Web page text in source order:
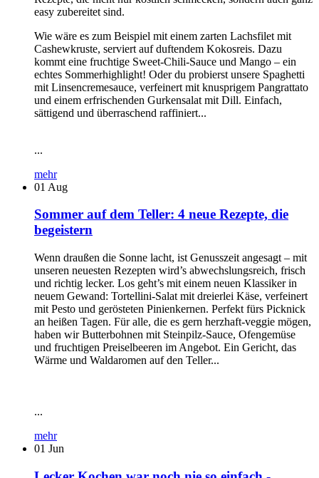
easy zubereitet sind.
Wie wäre es zum Beispiel mit einem zarten Lachsfilet mit
Cashewkruste, serviert auf duftendem Kokosreis. Dazu
kommt eine fruchtige Sweet-Chili-Sauce und Mango – ein
echtes Sommerhighlight! Oder du probierst unsere Spaghetti
mit Linsencremesauce, verfeinert mit knusprigem Pangrattato
und einem erfrischenden Gurkensalat mit Dill. Einfach,
sättigend und überraschend raffiniert...
...
mehr
01 Aug
Sommer auf dem Teller: 4 neue Rezepte, die
begeistern
Wenn draußen die Sonne lacht, ist Genusszeit angesagt – mit
unseren neuesten Rezepten wird’s abwechslungsreich, frisch
und richtig lecker. Los geht’s mit einem neuen Klassiker in
neuem Gewand: Tortellini-Salat mit dreierlei Käse, verfeinert
mit Pesto und gerösteten Pinienkernen. Perfekt fürs Picknick
an heißen Tagen. Für alle, die es gern herzhaft-veggie mögen,
haben wir Butterbohnen mit Steinpilz-Sauce, Ofengemüse
und fruchtigen Preiselbeeren im Angebot. Ein Gericht, das
Wärme und Waldaromen auf den Teller...
...
mehr
01 Jun